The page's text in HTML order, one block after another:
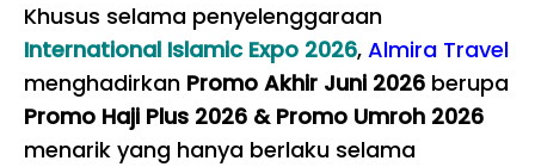
Khusus selama penyelenggaraan
International Islamic Expo 2026, Almira Travel
menghadirkan Promo Akhir Juni 2026 berupa
Promo Haji Plus 2026 & Promo Umroh 2026
menarik yang hanya berlaku selama